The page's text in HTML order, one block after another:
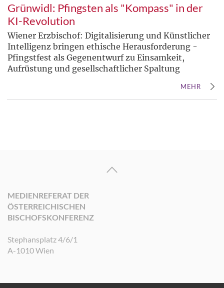
Grünwidl: Pfingsten als "Kompass" in der
KI-Revolution
Wiener Erzbischof: Digitalisierung und Künstlicher
Intelligenz bringen ethische Herausforderung -
Pfingstfest als Gegenentwurf zu Einsamkeit,
Aufrüstung und gesellschaftlicher Spaltung
MEHR
MEDIENREFERAT DER
ÖSTERREICHISCHEN
BISCHOFSKONFERENZ
Stephansplatz 4/6/1
A-1010 Wien